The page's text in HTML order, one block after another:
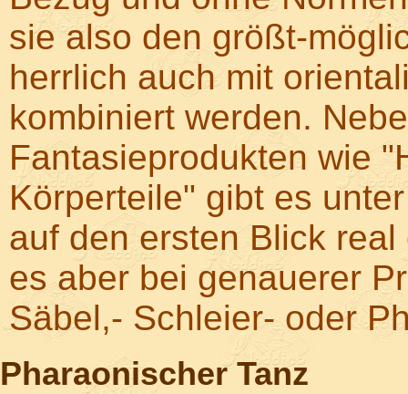
sie also den größt-
herrlich auch mit
kombiniert werden.
Fantasieprodukten wie
Körperteile" gibt es
auf den ersten Blick
es aber bei genauerer
Säbel,- Schleier- oder
Pharaonischer Tanz